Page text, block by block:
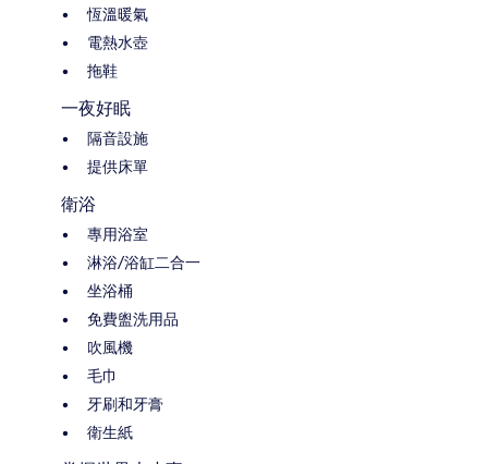
恆溫暖氣
電熱水壺
拖鞋
一夜好眠
隔音設施
提供床單
衛浴
專用浴室
淋浴/浴缸二合一
坐浴桶
免費盥洗用品
吹風機
毛巾
牙刷和牙膏
衛生紙